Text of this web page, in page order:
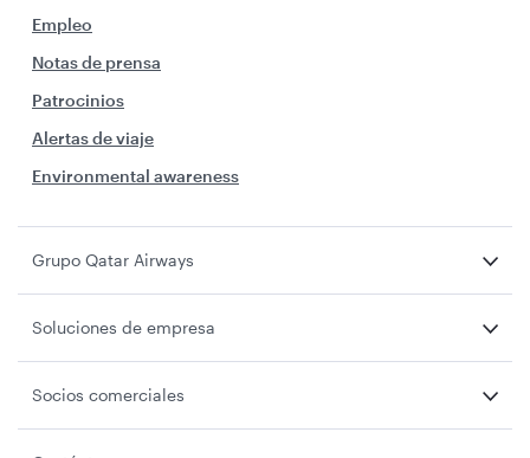
Empleo
Notas de prensa
Patrocinios
Alertas de viaje
Environmental awareness
Grupo Qatar Airways
Soluciones de empresa
Socios comerciales